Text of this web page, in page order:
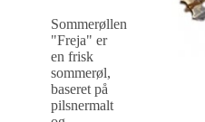
Sommerøllen
"Freja" er
en frisk
sommerøl,
baseret på
pilsnermalt